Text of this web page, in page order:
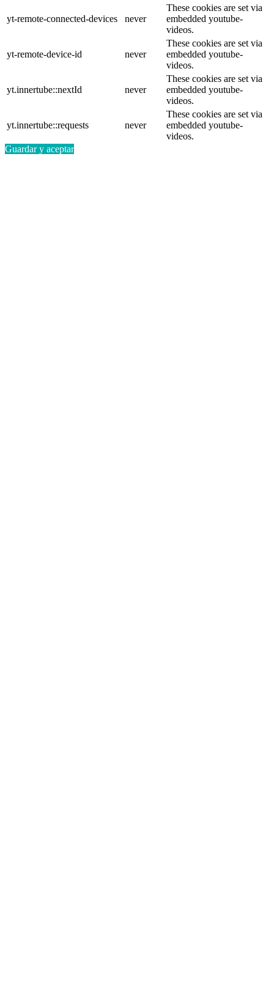
yt-remote-connected-devices never
These cookies are set via
embedded youtube-
videos.
yt-remote-device-id never
These cookies are set via
embedded youtube-
videos.
yt.innertube::nextId never
These cookies are set via
embedded youtube-
videos.
yt.innertube::requests never
These cookies are set via
embedded youtube-
videos.
Guardar y aceptar